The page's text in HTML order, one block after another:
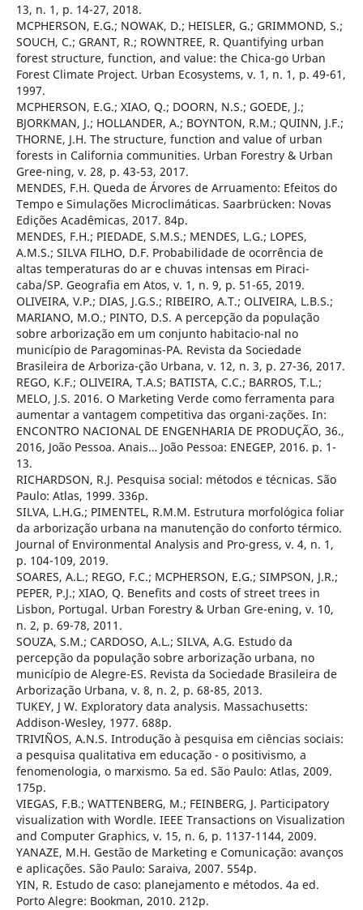
13, n. 1, p. 14-27, 2018.
MCPHERSON, E.G.; NOWAK, D.; HEISLER, G.; GRIMMOND, S.;
SOUCH, C.; GRANT, R.; ROWNTREE, R. Quantifying urban
forest structure, function, and value: the Chica-go Urban
Forest Climate Project. Urban Ecosystems, v. 1, n. 1, p. 49-61,
1997.
MCPHERSON, E.G.; XIAO, Q.; DOORN, N.S.; GOEDE, J.;
BJORKMAN, J.; HOLLANDER, A.; BOYNTON, R.M.; QUINN, J.F.;
THORNE, J.H. The structure, function and value of urban
forests in California communities. Urban Forestry & Urban
Gree-ning, v. 28, p. 43-53, 2017.
MENDES, F.H. Queda de Árvores de Arruamento: Efeitos do
Tempo e Simulações Microclimáticas. Saarbrücken: Novas
Edições Acadêmicas, 2017. 84p.
MENDES, F.H.; PIEDADE, S.M.S.; MENDES, L.G.; LOPES,
A.M.S.; SILVA FILHO, D.F. Probabilidade de ocorrência de
altas temperaturas do ar e chuvas intensas em Piraci-
caba/SP. Geografia em Atos, v. 1, n. 9, p. 51-65, 2019.
OLIVEIRA, V.P.; DIAS, J.G.S.; RIBEIRO, A.T.; OLIVEIRA, L.B.S.;
MARIANO, M.O.; PINTO, D.S. A percepção da população
sobre arborização em um conjunto habitacio-nal no
município de Paragominas-PA. Revista da Sociedade
Brasileira de Arboriza-ção Urbana, v. 12, n. 3, p. 27-36, 2017.
REGO, K.F.; OLIVEIRA, T.A.S; BATISTA, C.C.; BARROS, T.L.;
MELO, J.S. 2016. O Marketing Verde como ferramenta para
aumentar a vantagem competitiva das organi-zações. In:
ENCONTRO NACIONAL DE ENGENHARIA DE PRODUÇÃO, 36.,
2016, João Pessoa. Anais… João Pessoa: ENEGEP, 2016. p. 1-
13.
RICHARDSON, R.J. Pesquisa social: métodos e técnicas. São
Paulo: Atlas, 1999. 336p.
SILVA, L.H.G.; PIMENTEL, R.M.M. Estrutura morfológica foliar
da arborização urbana na manutenção do conforto térmico.
Journal of Environmental Analysis and Pro-gress, v. 4, n. 1,
p. 104-109, 2019.
SOARES, A.L.; REGO, F.C.; MCPHERSON, E.G.; SIMPSON, J.R.;
PEPER, P.J.; XIAO, Q. Benefits and costs of street trees in
Lisbon, Portugal. Urban Forestry & Urban Gre-ening, v. 10,
n. 2, p. 69-78, 2011.
SOUZA, S.M.; CARDOSO, A.L.; SILVA, A.G. Estudo da
percepção da população sobre arborização urbana, no
município de Alegre-ES. Revista da Sociedade Brasileira de
Arborização Urbana, v. 8, n. 2, p. 68-85, 2013.
TUKEY, J W. Exploratory data analysis. Massachusetts:
Addison-Wesley, 1977. 688p.
TRIVIÑOS, A.N.S. Introdução à pesquisa em ciências sociais:
a pesquisa qualitativa em educação - o positivismo, a
fenomenologia, o marxismo. 5a ed. São Paulo: Atlas, 2009.
175p.
VIEGAS, F.B.; WATTENBERG, M.; FEINBERG, J. Participatory
visualization with Wordle. IEEE Transactions on Visualization
and Computer Graphics, v. 15, n. 6, p. 1137-1144, 2009.
YANAZE, M.H. Gestão de Marketing e Comunicação: avanços
e aplicações. São Paulo: Saraiva, 2007. 554p.
YIN, R. Estudo de caso: planejamento e métodos. 4a ed.
Porto Alegre: Bookman, 2010. 212p.